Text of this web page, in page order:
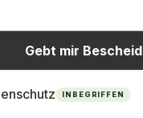
Gebt mir Bescheid
INBEGRIFFEN